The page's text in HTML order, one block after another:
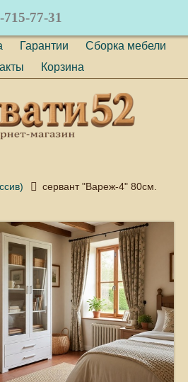
77-31
Гарантии
Сборка мебели
Корзина
сервант "Вареж-4" 80см.